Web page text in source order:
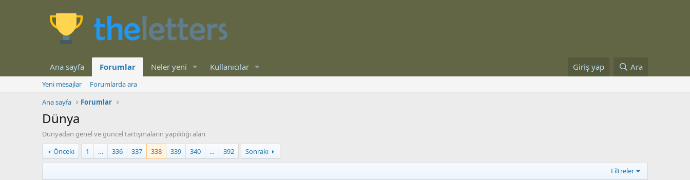
Ana sayfa Forumlar Neler yeni Kullanıcılar Giriş yap Ara
Yeni mesajlar
Forumlarda ara
Ana sayfa
Forumlar
Dünya
Dünyadan genel ve güncel tartışmaların yapıldığı alan
Önceki
1 … 336 337 338 339 340 … 392 Sonraki
Filtreler